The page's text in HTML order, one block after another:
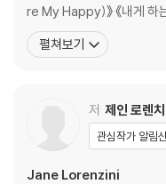
re My Happy)》 《내게
뉴욕타임스> 베스트셀러
어 2019년까지 여러 차례
펼쳐보기
저 제인 로렌
관심작가 알림
Jane Lorenzini